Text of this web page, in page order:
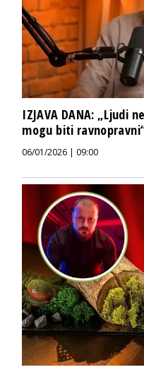
IZJAVA DANA: „Ljudi
mogu biti
06/01/2026 | 09:00